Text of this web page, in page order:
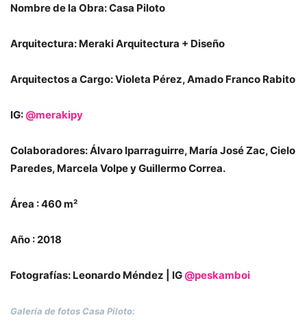
Nombre de la Obra: Casa Piloto
Arquitectura: Meraki Arquitectura + Diseño
Arquitectos a Cargo: Violeta Pérez, Amado Franco Rabito
IG: @merakipy
Colaboradores: Álvaro Iparraguirre, María José Zac, Cielo
Paredes, Marcela Volpe y Guillermo Correa.
Área : 460 m²
Año : 2018
Fotografías: Leonardo Méndez | IG @peskamboi
Galería de fotos Casa Piloto: